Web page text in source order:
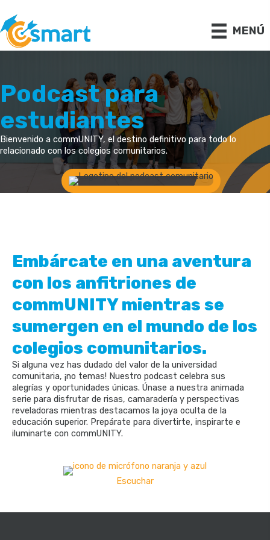
contenido
MENÚ
Podcast para
estudiantes
Bienvenido a commUNITY, el destino definitivo para todo lo
relacionado con los colegios comunitarios.
Embárcate en una aventura
con los anfitriones de
commUNITY mientras se
sumergen en el mundo de los
colegios comunitarios.
Si alguna vez has dudado del valor de la universidad
comunitaria, ¡no temas! Nuestro podcast celebra sus
alegrías y oportunidades únicas. Únase a nuestra animada
serie para disfrutar de risas, camaradería y perspectivas
reveladoras mientras destacamos la joya oculta de la
educación superior. Prepárate para divertirte, inspirarte e
iluminarte con commUNITY.
Escuchar